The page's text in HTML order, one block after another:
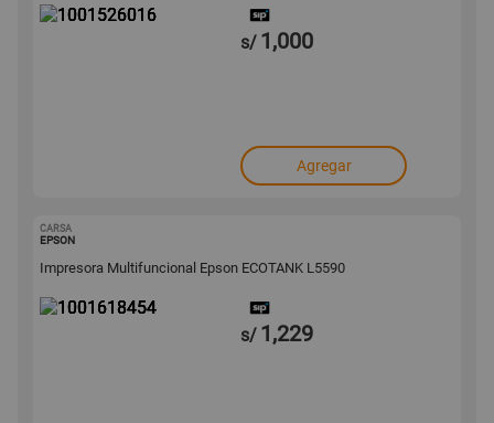
s/ 1,000
Agregar
CARSA
EPSON
Impresora Multifuncional Epson ECOTANK L5590
s/ 1,229